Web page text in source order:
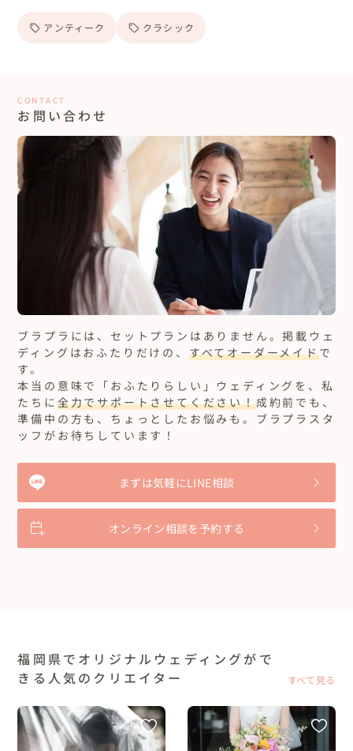
アンティーク クラシック
CONTACT
お問い合わせ
ブラプラには、セットプランはありません。掲載ウェ
ディングはおふたりだけの、 すべてオーダーメイドで
す。
本当の意味で「おふたりらしい」ウェディングを、私
たちに 全力でサポートさせてください！成約前でも、
準備中の方も、ちょっとしたお悩みも。ブラプラスタ
ッフがお待ちしています！
まずは気軽にLINE相談
オンライン相談を予約する
福岡県でオリジナルウェディングがで
きる人気のクリエイター
すべて見る